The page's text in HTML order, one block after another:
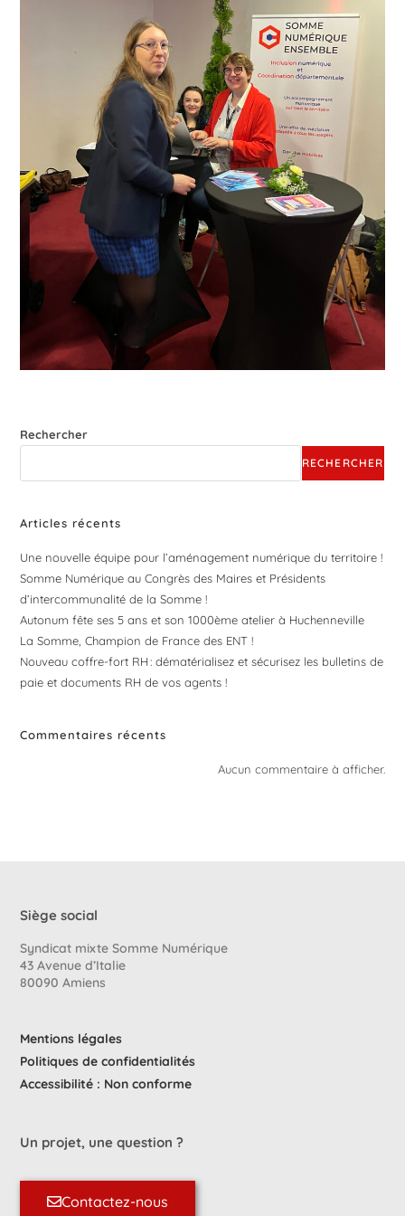
Rechercher
RECHERCHER
Articles récents
Une nouvelle équipe pour l’aménagement numérique du territoire !
Somme Numérique au Congrès des Maires et Présidents
d’intercommunalité de la Somme !
Autonum fête ses 5 ans et son 1000ème atelier à Huchenneville
La Somme, Champion de France des ENT !
Nouveau coffre-fort RH : dématérialisez et sécurisez les bulletins de
paie et documents RH de vos agents !
Commentaires récents
Aucun commentaire à afficher.
Siège social
Syndicat mixte Somme Numérique
43 Avenue d’Italie
80090 Amiens
Mentions légales
Politiques de confidentialités
Accessibilité : Non conforme
Un projet, une question ?
Contactez-nous